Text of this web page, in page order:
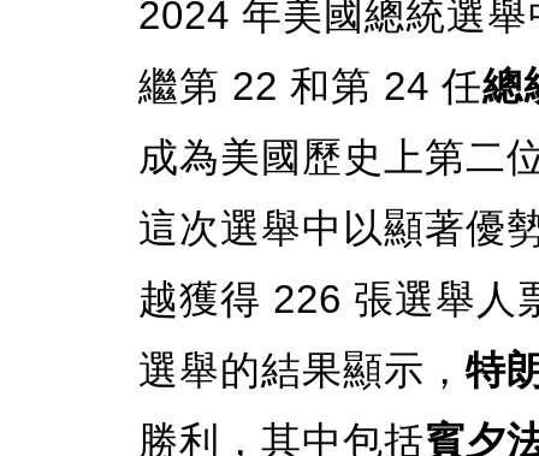
2024 年美國總統選舉
繼第 22 和第 24 任總
成為美國歷史上第二
這次選舉中以顯著優
越獲得 226 張選舉人
選舉的結果顯示， 特
勝利，其中包括賓夕